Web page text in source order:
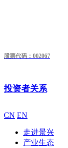
股票代码：002067
投资者关系
CN EN
走进景兴
产业生态